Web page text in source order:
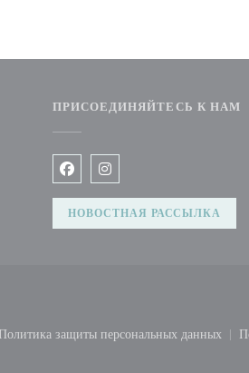
ПРИСОЕДИНЯЙТЕСЬ К НАМ
Facebook ((открывается в
Instagram
НОВОСТНАЯ РАССЫЛКА
новом окне))
окне))
Политика защиты персональных данных
((открывается в новом